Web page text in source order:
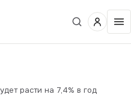
расти на 7,4% в год